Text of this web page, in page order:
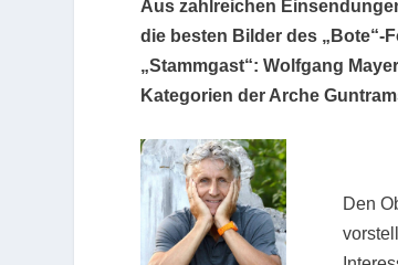
Aus zahlreichen
die besten Bilder des „Bote“-
„Stammgast“: Wolfgang
Kategorien der Arche
Den